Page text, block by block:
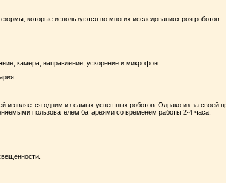
которые используются во многих исследованиях роя роботов.
камера, направление, ускорение и микрофон.
и является одним из самых успешных роботов. Однако из-за своей
пользователем батареями со временем работы 2-4 часа.